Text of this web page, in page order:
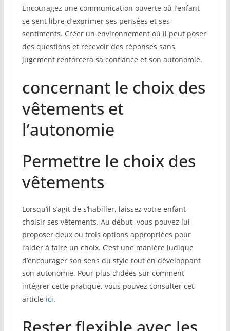
Encouragez une communication ouverte où l’enfant
se sent libre d’exprimer ses pensées et ses
sentiments. Créer un environnement où il peut poser
des questions et recevoir des réponses sans
jugement renforcera sa confiance et son autonomie.
concernant le choix des
vêtements et
l’autonomie
Permettre le choix des
vêtements
Lorsqu’il s’agit de s’habiller, laissez votre enfant
choisir ses vêtements. Au début, vous pouvez lui
proposer deux ou trois options appropriées pour
l’aider à faire un choix. C’est une manière ludique
d’encourager son sens du style tout en développant
son autonomie. Pour plus d’idées sur comment
intégrer cette pratique, vous pouvez consulter cet
article ici.